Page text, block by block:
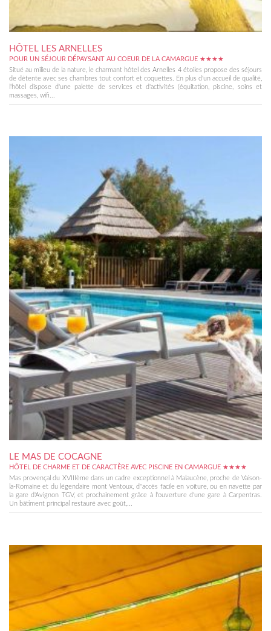
HÔTEL LES ARNELLES
POUR UN SÉJOUR DÉPAYSANT AU COEUR DE LA CAMARGUE ★★★★
Situé au milieu de la nature, le charmant hôtel des Arnelles 4 étoiles propose des séjours
de détente avec ses chambres tout confort et coquettes. En plus d'un accueil de qualité,
l'hôtel dispose d'une palette de services et d'activités (équitation, piscine, soins et
massages, wifi...
LE MAS DE COCAGNE
HÔTEL DE CHARME ET DE CARACTÈRE AVEC PISCINE EN CAMARGUE ★★★★
Mas provençal du XVIIIème dans un cadre exceptionnel à Malaucène, proche de Vaison-
la-Romaine et du légendaire mont Ventoux, d''accès facile en voiture, ou en navette par
la gare d'Avignon TGV, et prochainement grâce à l'ouverture d'une gare à Carpentras.
Un bâtiment principal restauré avec goût,...